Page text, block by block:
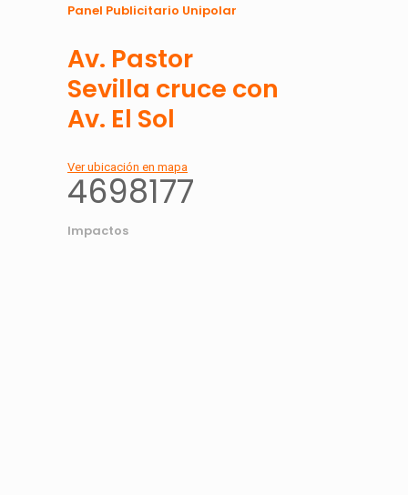
Panel Publicitario Unipolar
Av. Pastor
Sevilla cruce con
Av. El Sol
Ver ubicación en mapa
4698177
Impactos